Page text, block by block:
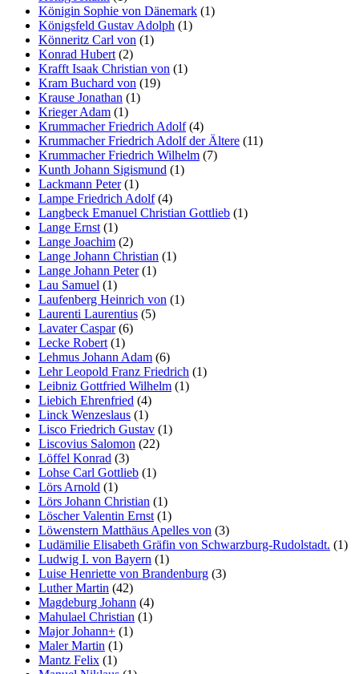
Königin Sophie von Dänemark (1)
Königsfeld Gustav Adolph (1)
Könneritz Carl von (1)
Konrad Hubert (2)
Krafft Isaak Christian von (1)
Kram Buchard von (19)
Krause Jonathan (1)
Krieger Adam (1)
Krummacher Friedrich Adolf(4)
Krummacher Friedrich Adolf der Ältere (11)
Krummacher Friedrich Wilhelm (7)
Kunth Johann Sigismund (1)
Lackmann Peter(1)
Lampe Friedrich Adolf(4)
Langbeck Emanuel Christian Gottlieb (1)
Lange Ernst (1)
Lange Joachim (2)
Lange Johann Christian (1)
Lange Johann Peter(1)
Lau Samuel (1)
Laufenberg Heinrich von (1)
Laurenti Laurentius (5)
Lavater Caspar(6)
Lecke Robert (1)
Lehmus Johann Adam (6)
Lehr Leopold Franz Friedrich (1)
Leibniz Gottfried Wilhelm (1)
Liebich Ehrenfried (4)
Linck Wenzeslaus (1)
Lisco Friedrich Gustav (1)
Liscovius Salomon (22)
Löffel Konrad (3)
Lohse Carl Gottlieb (1)
Lörs Arnold (1)
Lörs Johann Christian (1)
Löscher Valentin Ernst (1)
Löwenstern Matthäus Apelles von (3)
Ludämilie Elisabeth Gräfin von Schwarzburg-Rudolstadt. (1)
Ludwig I. von Bayern (1)
Luise Henriette von Brandenburg (3)
Luther Martin (42)
Magdeburg Johann (4)
Mahulael Christian (1)
Major Johann+ (1)
Maler Martin (1)
Mantz Felix (1)